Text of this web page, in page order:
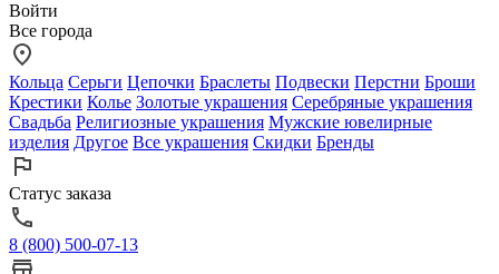
Войти
Все города
Кольца Серьги Цепочки Браслеты Подвески Перстни Броши
Крестики Колье Золотые украшения Серебряные украшения
Свадьба Религиозные украшения Мужские ювелирные
изделия Другое Все украшения Скидки Бренды
Статус заказа
8 (800) 500-07-13